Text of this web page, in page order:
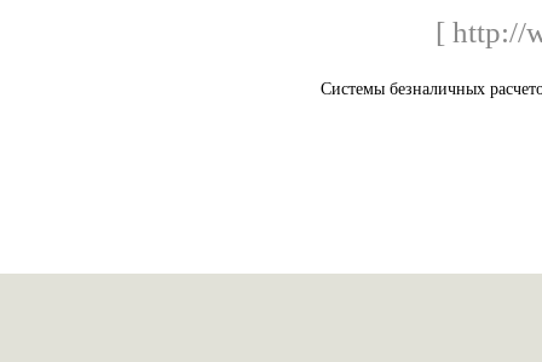
[ http://
Системы безналичных